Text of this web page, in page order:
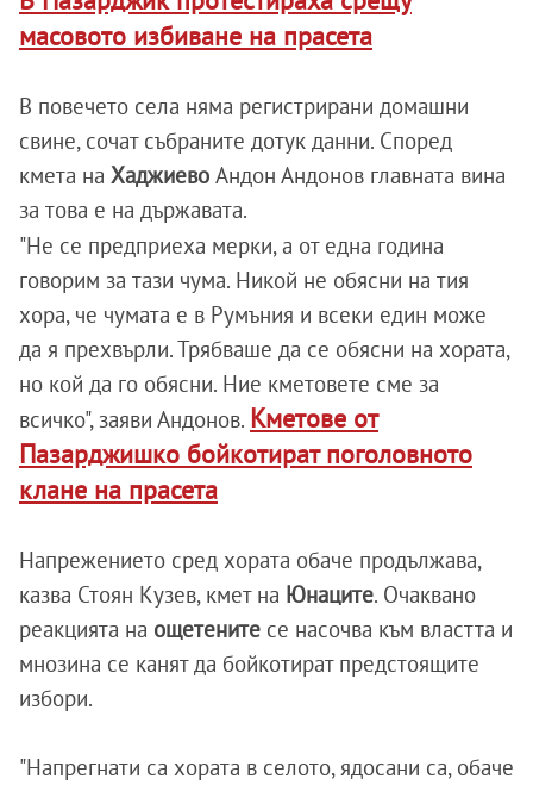
масовото избиване на прасета
В повечето села няма регистрирани домашни
свине, сочат събраните дотук данни. Според
кмета на Хаджиево Андон Андонов главната вина
за това е на държавата.
"Не се предприеха мерки, а от една година
говорим за тази чума. Никой не обясни на тия
хора, че чумата е в Румъния и всеки един може
да я прехвърли. Трябваше да се обясни на хората,
но кой да го обясни. Ние кметовете сме за
всичко", заяви Андонов. Кметове от
Пазарджишко бойкотират поголовното
клане на прасета
Напрежението сред хората обаче продължава,
казва Стоян Кузев, кмет на Юнаците. Очаквано
реакцията на ощетените се насочва към властта и
мнозина се канят да бойкотират предстоящите
избори.
"Напрегнати са хората в селото, ядосани са, обаче